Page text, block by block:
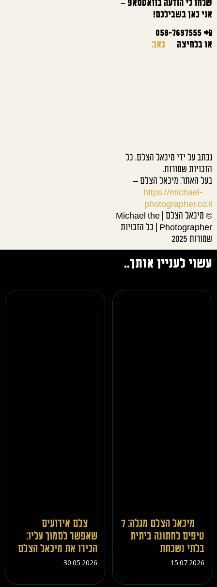
שלחו לי הודעה בוואטסאפ –
אני כאן בשבילכם!
📲 058-7697555
או בלחיצה
כאן:
נכתב על ידי מיכאל הצלם. כל
הזכויות שמורות.
בעל האתר: מיכאל הצלם –
https://michael-
photographer.co.il
© מיכאל הצלם | Michael the
Photographer | כל הזכויות
שמורות 2025
עשוי לעניין אותך..
מיכאל הצלם מגלה: 7
טיפים לחתונה ביתית
בלתי נשכחת
15.07.2026
צלם אירועים
שאפשר לסמוך עליו:
הכירו את מיכאל הצלם
30.05.2026